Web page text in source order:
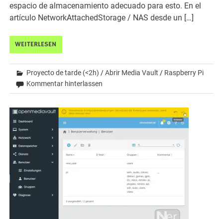
espacio de almacenamiento adecuado para esto. En el
artículo NetworkAttachedStorage / NAS desde un […]
WEITERLESEN
Proyecto de tarde (<2h) /Abrir Media Vault / Raspberry Pi
Kommentar hinterlassen